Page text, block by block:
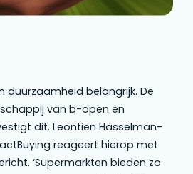
duurzaamheid belangrijk. De
van b-open en
dit. Leontien Hasselman-
reageert hierop met
‘Supermarkten bieden zo